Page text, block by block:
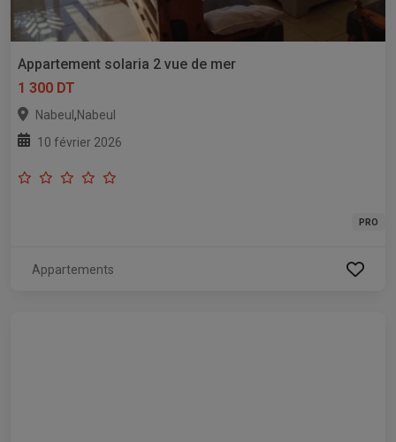
Appartement solaria 2 vue de mer
1 300 DT
Nabeul ,Nabeul
10 février 2026
PRO
Appartements